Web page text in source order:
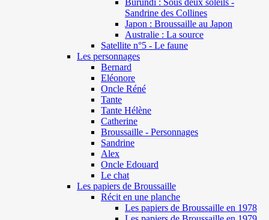
Sandrine des Collines
Japon : Broussaille au Japon
Australie : La source
Satellite n°5 - Le faune
Les personnages
Bernard
Eléonore
Oncle Réné
Tante
Tante Hélène
Catherine
Broussaille - Personnages
Sandrine
Alex
Oncle Edouard
Le chat
Les papiers de Broussaille
Récit en une planche
Les papiers de Broussaille en 1978